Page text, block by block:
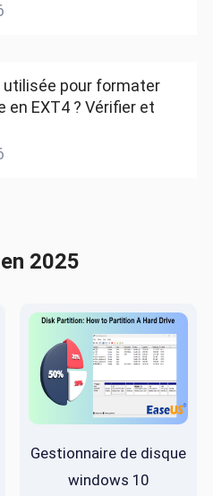
pour formater
en EXT4 ? Vérifier et
2025
Gestionnaire de disque
windows 10